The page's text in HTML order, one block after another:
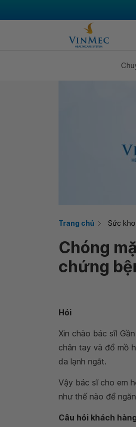
Trang chủ Sức
Chóng
chứng
Hỏi
Xin chào bác sĩ!
chân tay và đổ mồ
da lạnh ngắt.
Vậy bác sĩ cho em
như thế nào để
Câu hỏi khách